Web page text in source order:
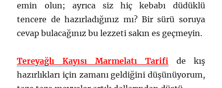
emin olun; ayrıca siz hiç kebabı düdüklü
tencere de hazırladığınız mı? Bir sürü soruya
cevap bulacağınız bu lezzeti sakın es geçmeyin.
Tereyağlı Kayısı Marmelatı Tarifide kış
hazırlıkları için zamanı geldiğini düşünüyorum,